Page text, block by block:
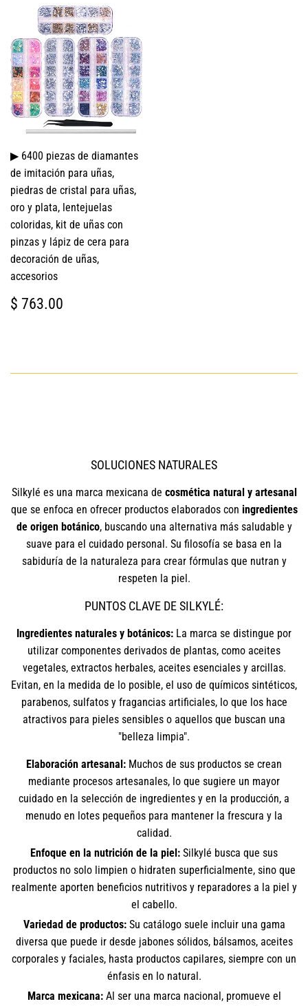
▶ 6400 piezas de diamantes
de imitación para uñas,
piedras de cristal para uñas,
oro y plata, lentejuelas
coloridas, kit de uñas con
pinzas y lápiz de cera para
decoración de uñas,
accesorios
PRECIO
HABITUAL
$ 763.00
SOLUCIONES NATURALES
Silkylé es una marca mexicana de cosmética natural y artesanal
que se enfoca en ofrecer productos elaborados con ingredientes
de origen botánico, buscando una alternativa más saludable y
suave para el cuidado personal. Su filosofía se basa en la
sabiduría de la naturaleza para crear fórmulas que nutran y
respeten la piel.
PUNTOS CLAVE DE SILKYLÉ:
Ingredientes naturales y botánicos: La marca se distingue por
utilizar componentes derivados de plantas, como aceites
vegetales, extractos herbales, aceites esenciales y arcillas.
Evitan, en la medida de lo posible, el uso de químicos sintéticos,
parabenos, sulfatos y fragancias artificiales, lo que los hace
atractivos para pieles sensibles o aquellos que buscan una
"belleza limpia".
Elaboración artesanal: Muchos de sus productos se crean
mediante procesos artesanales, lo que sugiere un mayor
cuidado en la selección de ingredientes y en la producción, a
menudo en lotes pequeños para mantener la frescura y la
calidad.
Enfoque en la nutrición de la piel: Silkylé busca que sus
productos no solo limpien o hidraten superficialmente, sino que
realmente aporten beneficios nutritivos y reparadores a la piel y
el cabello.
Variedad de productos:Su catálogo suele incluir una gama
diversa que puede ir desde jabones sólidos, bálsamos, aceites
corporales y faciales, hasta productos capilares, siempre con un
énfasis en lo natural.
Marca mexicana:Al ser una marca nacional, promueve el